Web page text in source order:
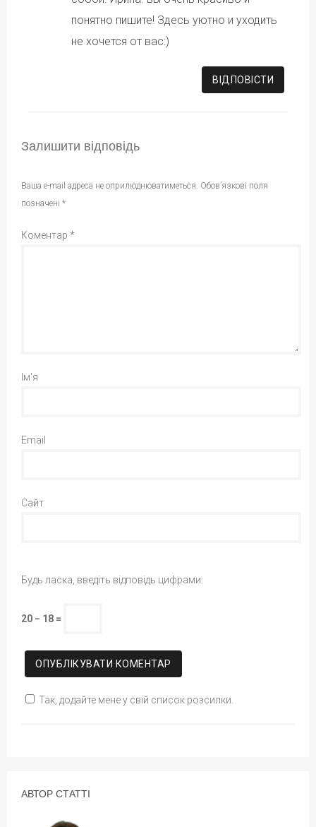
понятно пишите! Здесь уютно и уходить
не хочется от вас:)
ВІДПОВІCТИ
Залишити відповідь
Ваша e-mail адреса не оприлюднюватиметься. Обов’язкові поля
позначені *
Коментар *
Ім'я
Email
Сайт
Будь ласка, введіть відповідь цифрами:
20 − 18 =
Так, додайте мене у свій список розсилки.
АВТОР СТАТТІ